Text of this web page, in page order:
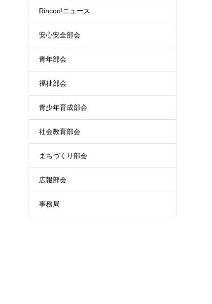
Rincoo!ニュース
安心安全部会
青年部会
福祉部会
青少年育成部会
社会教育部会
まちづくり部会
広報部会
事務局